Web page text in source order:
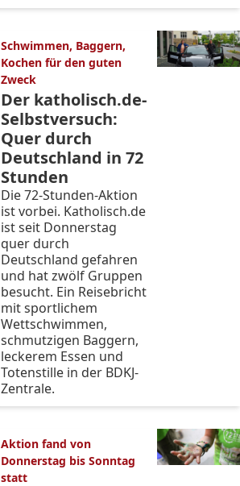
Schwimmen, Baggern,
Kochen für den guten
Zweck
Der katholisch.de-
Selbstversuch:
Quer durch
Deutschland in 72
Stunden
Die 72-Stunden-Aktion
ist vorbei. Katholisch.de
ist seit Donnerstag
quer durch
Deutschland gefahren
und hat zwölf Gruppen
besucht. Ein Reisebricht
mit sportlichem
Wettschwimmen,
schmutzigen Baggern,
leckerem Essen und
Totenstille in der BDKJ-
Zentrale.
Aktion fand von
Donnerstag bis Sonntag
statt